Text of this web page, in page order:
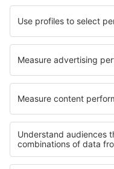
Hotels in Castronuovo di
Hotels in Balmedie
Hotels in Gorssel
Hotels Llanbister
Die besten Hotels -
Hotels Okinawa